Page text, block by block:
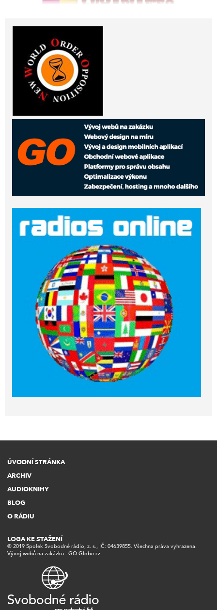
ÚVODNÍ STRÁNKA
ARCHIV
AUDIOKNIHY
BLOG
O RÁDIU
© 2019 Spolek Svobodné rádio, z. s., IČ: 04639855. Všechna práva vyhrazena.
Vývoj webů na zakázku - GO-Globe.cz
LOGA KE STAŽENÍ